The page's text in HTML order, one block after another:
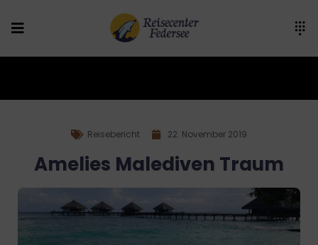
Reisebericht 22. November 2019
Amelies Malediven Traum